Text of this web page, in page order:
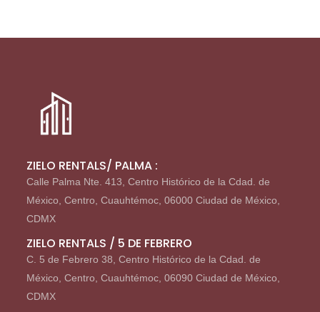
ZIELO RENTALS/ PALMA :
Calle Palma Nte. 413, Centro Histórico de la Cdad. de
México, Centro, Cuauhtémoc, 06000 Ciudad de México,
CDMX
ZIELO RENTALS / 5 DE FEBRERO
C. 5 de Febrero 38, Centro Histórico de la Cdad. de
México, Centro, Cuauhtémoc, 06090 Ciudad de México,
CDMX